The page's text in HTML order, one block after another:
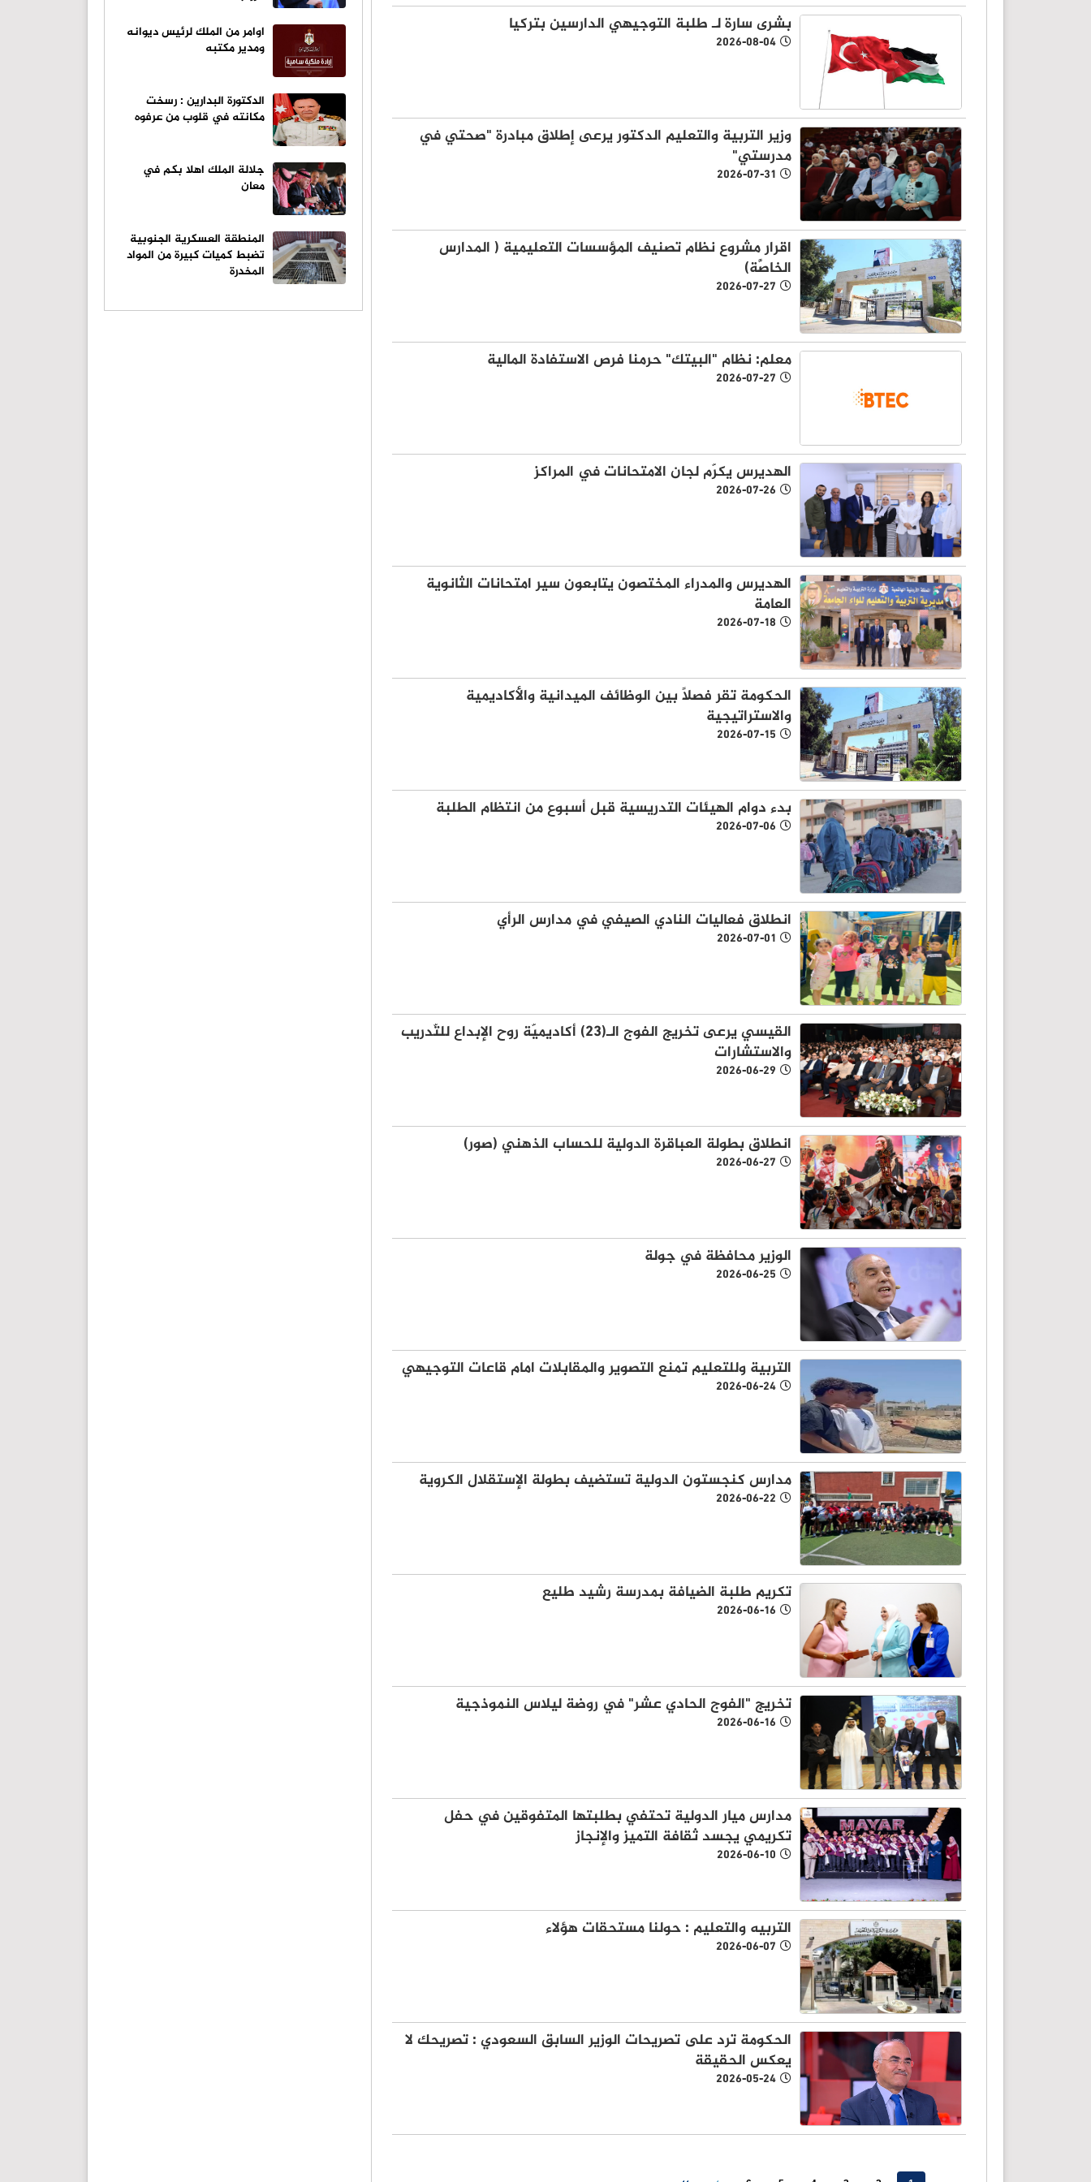
بشرى سارة لـ طلبة التوجيهي الدارسين بتركيا
2026-08-04
وزير التربية والتعليم الدكتور يرعى إطلاق مبادرة "صحتي في
مدرستي"
2026-07-31
اقرار مشروع نظام تصنيف المؤسسات التعليمية ( المدارس
الخاصَّة)
2026-07-27
معلم: نظام "البيتك" حرمنا فرص الاستفادة المالية
2026-07-27
الهديرس يكرّم لجان الامتحانات في المراكز
2026-07-26
الهديرس والمدراء المختصون يتابعون سير امتحانات الثانوية
العامة
2026-07-18
الحكومة تقر فصلاً بين الوظائف الميدانية والأكاديمية
والاستراتيجية
2026-07-15
بدء دوام الهيئات التدريسية قبل أسبوع من انتظام الطلبة
2026-07-06
انطلاق فعاليات النادي الصيفي في مدارس الرأي
2026-07-01
القيسي يرعى تخريج الفوج الـ(23) أكاديميّة روح الإبداع للتّدريب
والاستشارات
2026-06-29
انطلاق بطولة العباقرة الدولية للحساب الذهني (صور)
2026-06-27
الوزير محافظة في جولة
2026-06-25
التربية وللتعليم تمنع التصوير والمقابلات امام قاعات التوجيهي
2026-06-24
مدارس كنجستون الدولية تستضيف بطولة الإستقلال الكروية
2026-06-22
تكريم طلبة الضيافة بمدرسة رشيد طليع
2026-06-16
تخريج "الفوج الحادي عشر" في روضة ليلاس النموذجية
2026-06-16
مدارس ميار الدولية تحتفي بطلبتها المتفوقين في حفل
تكريمي يجسد ثقافة التميز والإنجاز
2026-06-10
التربيه والتعليم : حولنا مستحقات هؤلاء
2026-06-07
الحكومة ترد على تصريحات الوزير السابق السعودي : تصريحك لا
يعكس الحقيقة
2026-05-24
اوامر من الملك لرئيس ديوانه
ومدير مكتبه
الدكتورة البدارين : رسخت
مكانته في قلوب من عرفوه
جلالة الملك اهلا بكم في
معان
المنطقة العسكرية الجنوبية
تضبط كميات كبيرة من المواد
المخدرة